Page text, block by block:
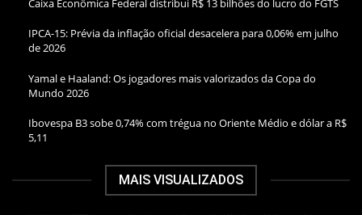
Caixa Econômica Federal distribui R$ 13 bilhões do lucro do FGTS
IPCA-15: Prévia da inflação oficial desacelera para 0,06% em julho
de 2026
Yamal e Haaland: Os jogadores mais valorizados da Copa do
Mundo 2026
Ibovespa B3 sobe 0,74% com trégua no Oriente Médio e dólar a R$
5,11
MAIS VISUALIZADOS